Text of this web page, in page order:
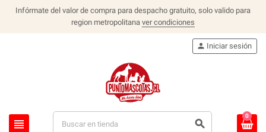
Infórmate del valor de compra para despacho gratuito, solo valido para
region metropolitana ver condiciones
view_headline search
person Iniciar sesión
0